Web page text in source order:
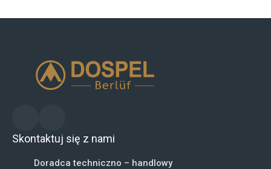
Skontaktuj się z nami
Doradca techniczno – handlowy